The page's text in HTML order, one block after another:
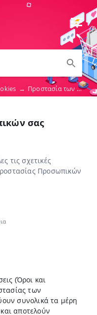
→ Προστασία των προσωπικών σας δεδομένων / Cookies
σας
τις σχετικές
Προσωπικών
(Όροι και
των
συνολικά τα μέρη
αποτελούν